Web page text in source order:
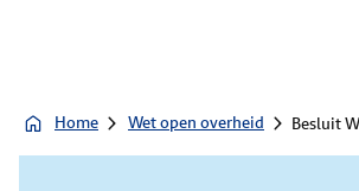
Home Wet open overheid Besluit